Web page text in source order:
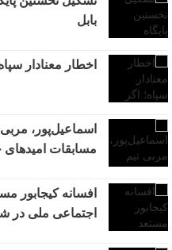
بابل
اخطار معنادار
اسماعیل‌پور،
مسابقات امیدهای
افسانه کیجابور
اجتماعی ملی در